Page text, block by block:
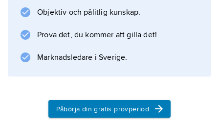
mot Socialdemokraterna. År 1990 förhandlade
partiet inledningsvis med den
socialdemokratiska regeringen.
ställt krav på en snabb avveckling av
Objektiv och pålitlig kunskap.
Prova det, du kommer att gilla det!
Marknadsledare i Sverige.
Påbörja din gratis provperiod